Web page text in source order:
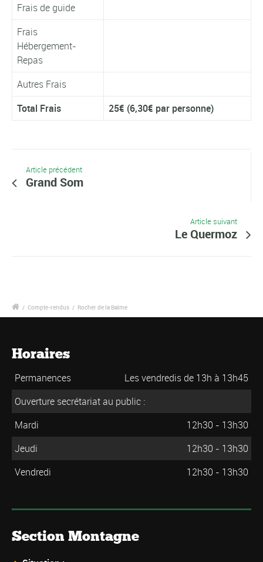
Frais de guide
Frais
Hébergement-
Repas
Autres Frais
Total Frais
25€ (6,30€ par personne)
Article précédent
Grand Som
Article suivant
Le Quermoz
/ Compte-rendus / Rocher de la Balme
Horaires
Permanences
Les vendredis de 13h à 13h45
Ouverture secrétariat au public :
Mardi
12h30 - 13h30
Jeudi
12h30 - 13h30
Vendredi
12h30 - 13h30
Section Montagne